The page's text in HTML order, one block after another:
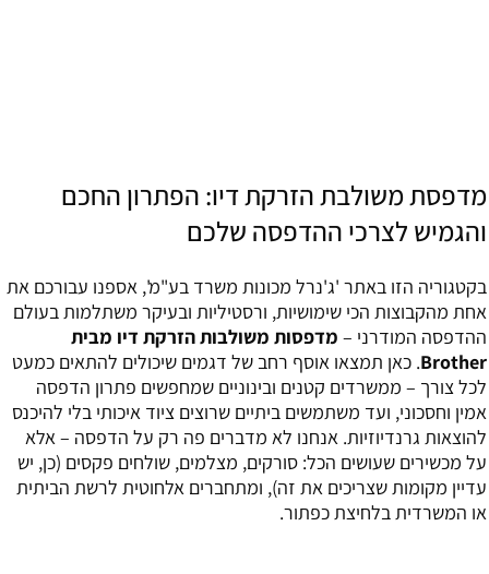
מדפסת משולבת הזרקת דיו: הפתרון החכם
והגמיש לצרכי ההדפסה שלכם
בקטגוריה הזו באתר 'ג'נרל מכונות משרד בע"מ', אספנו עבורכם את
אחת מהקבוצות הכי שימושיות, ורסטיליות ובעיקר משתלמות בעולם
ההדפסה המודרני – מדפסות משולבות הזרקת דיו מבית
Brother. כאן תמצאו אוסף רחב של דגמים שיכולים להתאים כמעט
לכל צורך – ממשרדים קטנים ובינוניים שמחפשים פתרון הדפסה
אמין וחסכוני, ועד משתמשים ביתיים שרוצים ציוד איכותי בלי להיכנס
להוצאות גרנדיוזיות. אנחנו לא מדברים פה רק על הדפסה – אלא
על מכשירים שעושים הכל: סורקים, מצלמים, שולחים פקסים (כן, יש
עדיין מקומות שצריכים את זה), ומתחברים אלחוטית לרשת הביתית
או המשרדית בלחיצת כפתור.